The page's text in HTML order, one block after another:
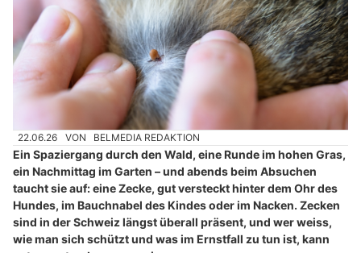
22.06.26 VON BELMEDIA REDAKTION
Ein Spaziergang durch den Wald, eine Runde im hohen Gras,
ein Nachmittag im Garten – und abends beim Absuchen
taucht sie auf: eine Zecke, gut versteckt hinter dem Ohr des
Hundes, im Bauchnabel des Kindes oder im Nacken. Zecken
sind in der Schweiz längst überall präsent, und wer weiss,
wie man sich schützt und was im Ernstfall zu tun ist, kann